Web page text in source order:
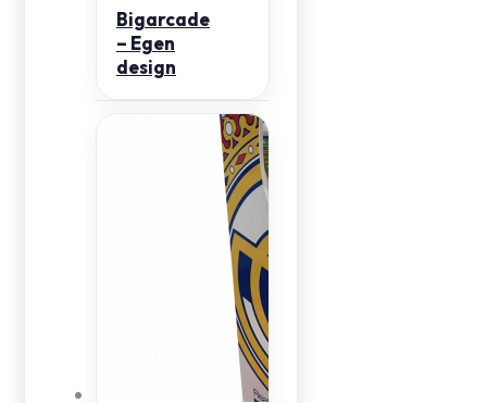
Bigarcade
– Egen
design